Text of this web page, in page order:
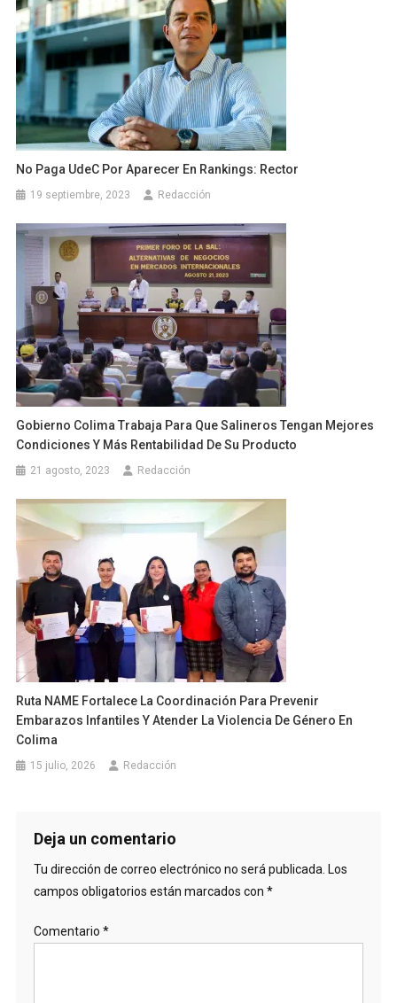
No Paga UdeC Por Aparecer En Rankings: Rector
19 septiembre, 2023 Redacción
Gobierno Colima Trabaja Para Que Salineros Tengan Mejores
Condiciones Y Más Rentabilidad De Su Producto
21 agosto, 2023 Redacción
Ruta NAME Fortalece La Coordinación Para Prevenir
Embarazos Infantiles Y Atender La Violencia De Género En
Colima
15 julio, 2026 Redacción
Deja un comentario
Tu dirección de correo electrónico no será publicada. Los
campos obligatorios están marcados con *
Comentario *